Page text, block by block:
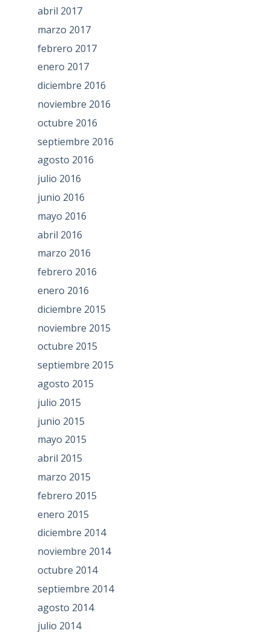
abril 2017
marzo 2017
febrero 2017
enero 2017
diciembre 2016
noviembre 2016
octubre 2016
septiembre 2016
agosto 2016
julio 2016
junio 2016
mayo 2016
abril 2016
marzo 2016
febrero 2016
enero 2016
diciembre 2015
noviembre 2015
octubre 2015
septiembre 2015
agosto 2015
julio 2015
junio 2015
mayo 2015
abril 2015
marzo 2015
febrero 2015
enero 2015
diciembre 2014
noviembre 2014
octubre 2014
septiembre 2014
agosto 2014
julio 2014